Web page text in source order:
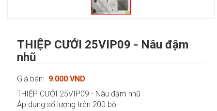
THIỆP CƯỚI 25VIP09 - Nâu đậm
nhũ
Giá bán: 9.000 VND
THIỆP CƯỚI 25VIP09 - Nâu đậm nhũ
Áp dụng số lượng trên 200 bộ